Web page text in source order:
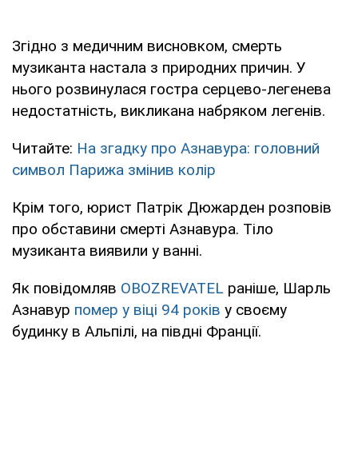
Згідно з медичним висновком, смерть
музиканта настала з природних причин. У
нього розвинулася гостра серцево-легенева
недостатність, викликана набряком легенів.
Читайте: На згадку про Азнавура: головний
символ Парижа змінив колір
Крім того, юрист Патрік Дюжарден розповів
про обставини смерті Азнавура. Тіло
музиканта виявили у ванні.
Як повідомляв OBOZREVATEL раніше, Шарль
Азнавур помер у віці 94 років у своєму
будинку в Альпілі, на півдні Франції.